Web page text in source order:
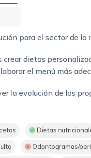
para el sector de
crear dietas
el menú más
la evolución de los
Dietas
Odontogramas/